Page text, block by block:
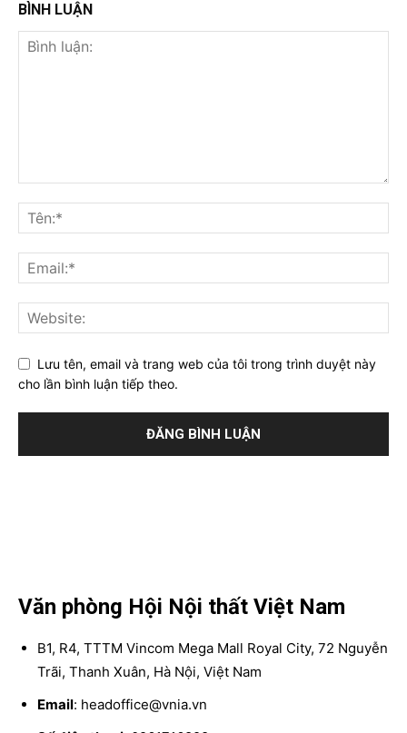
BÌNH LUẬN
Lưu tên, email và trang web của tôi trong trình duyệt này
cho lần bình luận tiếp theo.
Văn phòng Hội Nội thất Việt Nam
B1, R4, TTTM Vincom Mega Mall Royal City, 72 Nguyễn
Trãi, Thanh Xuân, Hà Nội, Việt Nam
Email: headoffice@vnia.vn